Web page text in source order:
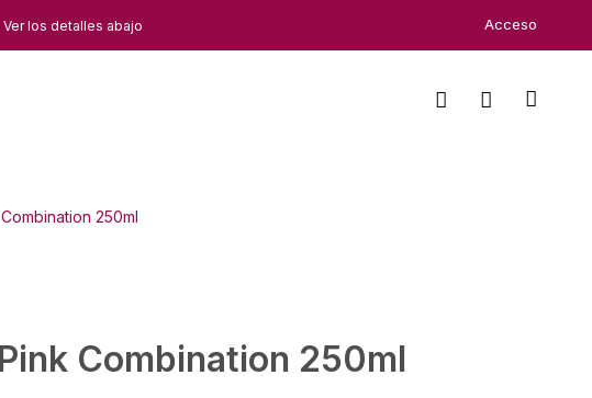
los detalles abajo Acceso
250ml
Combination 250ml